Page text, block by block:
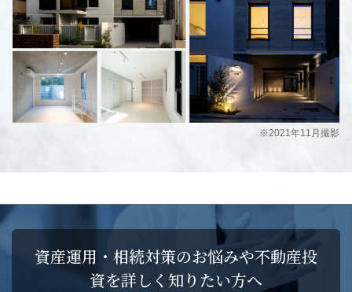
※2021年11月撮影
資産運用・相続対策のお悩みや不動産投
資を詳しく知りたい方へ